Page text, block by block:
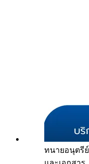
ทนายอนุตรีย์